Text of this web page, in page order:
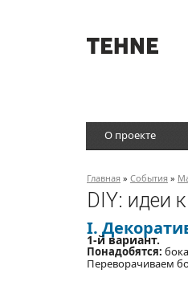
О проекте
Главная » События »
DIY: идеи
I.
1-й вариант.
Понадобятся:
Переворачиваем